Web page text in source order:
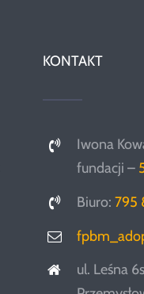
KONTAKT
Iwona
fundacji –
Biuro: 795
ul. Leśna